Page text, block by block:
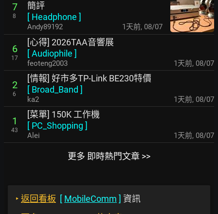
7
8
簡評
[ Headphone ]
Andy89192 1天前, 08/07
6
17
[心得] 2026TAA音響展
[Audiophile ]
feoteng2003 1天前, 08/07
2
6
[情報] 好市多TP-Link BE230特價
[ Broad_Band ]
ka2 1天前, 08/07
1
43
[菜單] 150K 工作機
[ PC_Shopping ]
Alei 1天前, 08/07
更多 即時熱門文章 >>
‣ 返回看板 [ MobileComm ] 資訊